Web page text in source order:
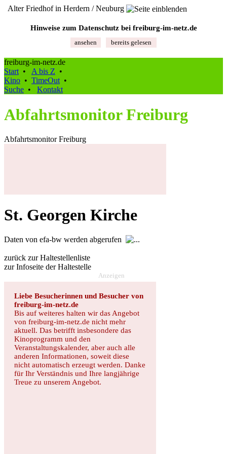
Alter Friedhof in Herdern / Neuburg
Hinweise zum Datenschutz bei freiburg‑im‑netz.de
ansehen bereits gelesen
freiburg-im-netz.de
Start • A bis Z •
Kino • TimeOut •
Suche • Kontakt
Abfahrtsmonitor Freiburg
Abfahrtsmonitor Freiburg
St. Georgen Kirche
Daten von efa-bw werden abgerufen
zurück zur Haltestellenliste
zur Infoseite der Haltestelle
Anzeigen
Liebe Besucherinnen und Besucher von
freiburg-im-netz.de
Bis auf weiteres halten wir das Angebot
von freiburg-im-netz.de nicht mehr
aktuell. Das betrifft insbesondere das
Kinoprogramm und den
Veranstaltungskalender, aber auch alle
anderen Informationen, soweit diese
nicht automatisch erzeugt werden. Danke
für Ihr Verständnis und Ihre langjährige
Treue zu unserem Angebot.